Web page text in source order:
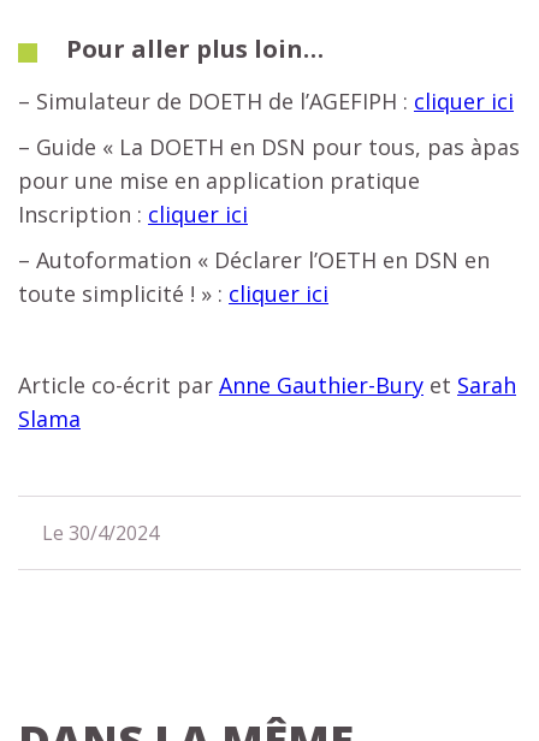
Pour aller plus loin…
– Simulateur de DOETH de l’AGEFIPH : cliquer ici
– Guide « La DOETH en DSN pour tous, pas àpas
pour une mise en application pratique
Inscription : cliquer ici
– Autoformation « Déclarer l’OETH en DSN en
toute simplicité ! » : cliquer ici
Article co-écrit par Anne Gauthier-Bury et Sarah
Slama
Le 30/4/2024